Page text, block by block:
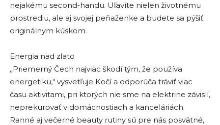
nejakému second-handu. Uľavíte nielen životnému
prostrediu, ale aj svojej peňaženke a budete sa pýšiť
originálnym kúskom.
Energia nad zlato
„Priemerný Čech najviac škodí tým, že používa
energetiku,“ vysvetľuje Kočí a odporúča tráviť viac
času aktivitami, pri ktorých nie sme na elektrine závislí,
neprekurovať v domácnostiach a kanceláriách.
Ranné aj večerné beauty rutiny sú pre nás posvätné,